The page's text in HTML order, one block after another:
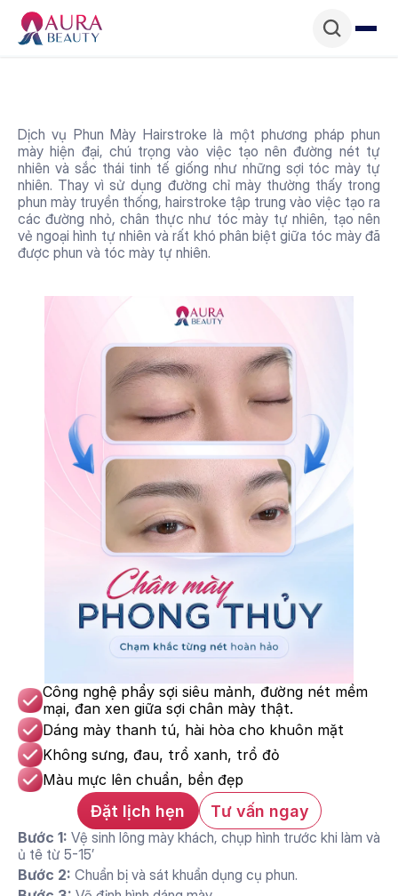
Dịch vụ Phun Mày Hairstroke là một phương pháp phun
mày hiện đại, chú trọng vào việc tạo nên đường nét tự
nhiên và sắc thái tinh tế giống như những sợi tóc mày tự
nhiên. Thay vì sử dụng đường chỉ mày thường thấy trong
phun mày truyền thống, hairstroke tập trung vào việc tạo ra
các đường nhỏ, chân thực như tóc mày tự nhiên, tạo nên
vẻ ngoại hình tự nhiên và rất khó phân biệt giữa tóc mày đã
được phun và tóc mày tự nhiên.
Ưu điểm của dịch vụ
Công nghệ phẩy sợi siêu mảnh, đường nét mềm
mại, đan xen giữa sợi chân mày thật.
Dáng mày thanh tú, hài hòa cho khuôn mặt
Không sưng, đau, trổ xanh, trổ đỏ
Màu mực lên chuẩn, bền đẹp
Đặt lịch hẹn Tư vấn ngay
Bước 1: Vệ sinh lông mày khách, chụp hình trước khi làm và
ủ tê từ 5-15’
Bước 2: Chuẩn bị và sát khuẩn dụng cụ phun.